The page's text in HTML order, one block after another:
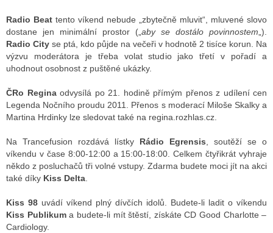
Radio Beat tento víkend nebude „zbytečně mluvit“, mluvené slovo
dostane jen minimální prostor („aby se dostálo povinnostem„).
Radio City se ptá, kdo půjde na večeři v hodnotě 2 tisíce korun. Na
výzvu moderátora je třeba volat studio jako třetí v pořadí a
uhodnout osobnost z puštěné ukázky.
ČRo Reginaodvysílá po 21. hodině přímým přenos z udílení cen
Legenda Nočního proudu 2011. Přenos s moderací Miloše Skalky a
Martina Hrdinky lze sledovat také na regina.rozhlas.cz.
Na Trancefusion rozdává lístky Rádio Egrensis, soutěží se o
víkendu v čase 8:00-12:00 a 15:00-18:00. Celkem čtyřikrát vyhraje
někdo z posluchačů tři volné vstupy. Zdarma budete moci jít na akci
také díky Kiss Delta.
Kiss 98 uvádí víkend plný dívčích idolů. Budete-li ladit o víkendu
Kiss Publikuma budete-li mít štěstí, získáte CD Good Charlotte –
Cardiology.